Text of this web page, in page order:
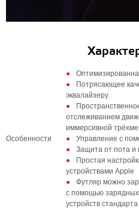
Особенности
Потрясающее
эквалайзеру
отслеживанием
иммерсивной
Управление с
Защита от пота и
Простая
устройствами Apple
Футляр можно
с помощью зарядных
устройств стандарта